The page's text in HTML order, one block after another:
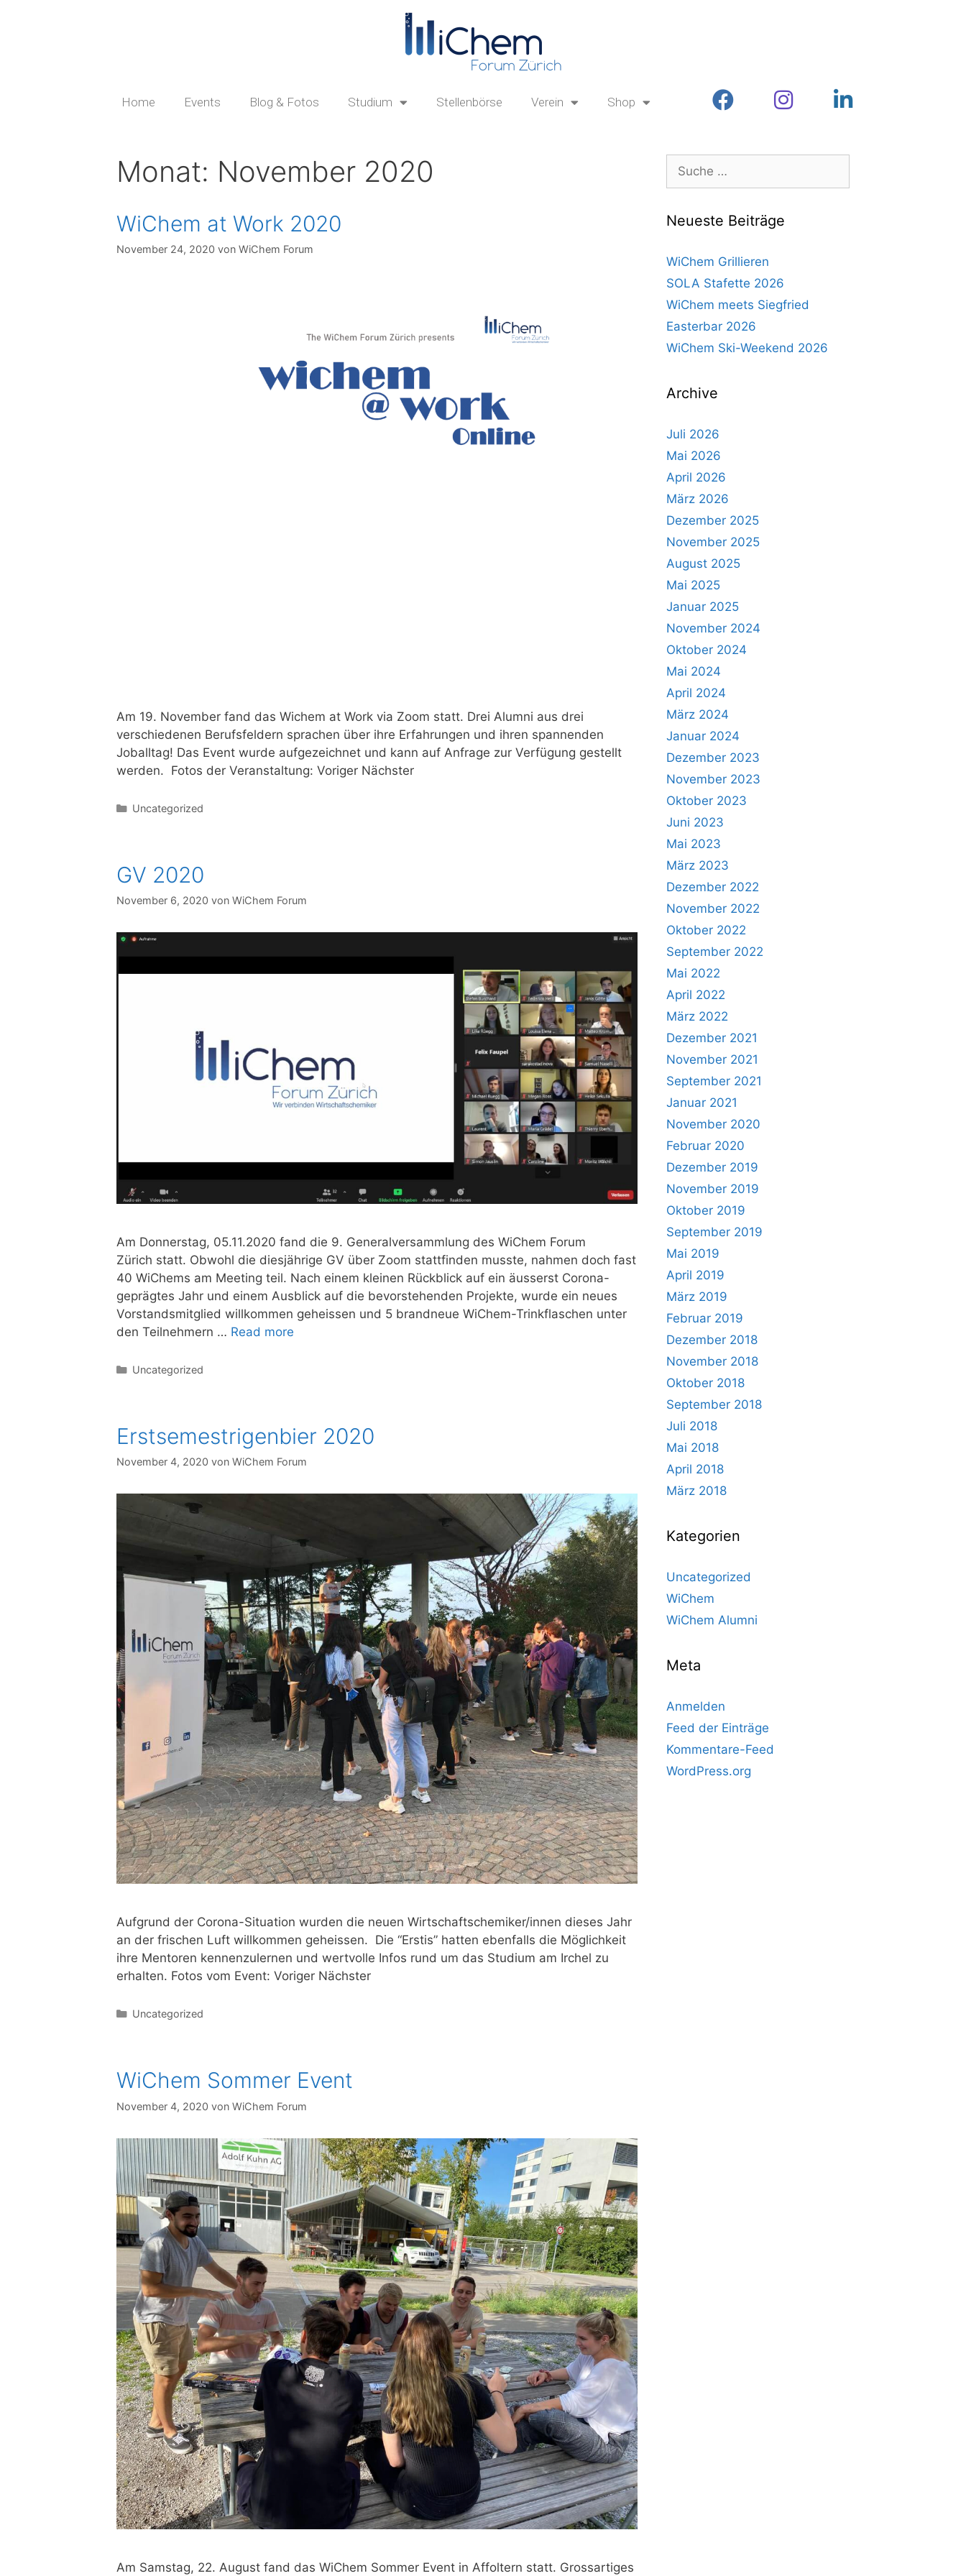
Home Events Blog & Fotos Studium Stellenbörse Verein Shop
Monat: November 2020
WiChem at Work 2020
November 24, 2020 von WiChem Forum
Am 19. November fand das Wichem at Work via Zoom statt. Drei Alumni aus drei
verschiedenen Berufsfeldern sprachen über ihre Erfahrungen und ihren spannenden
Joballtag! Das Event wurde aufgezeichnet und kann auf Anfrage zur Verfügung gestellt
werden. Fotos der Veranstaltung: Voriger Nächster
Uncategorized
GV 2020
November 6, 2020 von WiChem Forum
Am Donnerstag, 05.11.2020 fand die 9. Generalversammlung des WiChem Forum
Zürich statt. Obwohl die diesjährige GV über Zoom stattfinden musste, nahmen doch fast
40 WiChems am Meeting teil. Nach einem kleinen Rückblick auf ein äusserst Corona-
geprägtes Jahr und einem Ausblick auf die bevorstehenden Projekte, wurde ein neues
Vorstandsmitglied willkommen geheissen und 5 brandneue WiChem-Trinkflaschen unter
den Teilnehmern … Read more
Uncategorized
Erstsemestrigenbier 2020
November 4, 2020 von WiChem Forum
Aufgrund der Corona-Situation wurden die neuen Wirtschaftschemiker/innen dieses Jahr
an der frischen Luft willkommen geheissen. Die “Erstis” hatten ebenfalls die Möglichkeit
ihre Mentoren kennenzulernen und wertvolle Infos rund um das Studium am Irchel zu
erhalten. Fotos vom Event: Voriger Nächster
Uncategorized
WiChem Sommer Event
November 4, 2020 von WiChem Forum
Am Samstag, 22. August fand das WiChem Sommer Event in Affoltern statt. Grossartiges
Neueste Beiträge
WiChem Grillieren
SOLA Stafette 2026
WiChem meets Siegfried
Easterbar 2026
WiChem Ski-Weekend 2026
Archive
Juli 2026
Mai 2026
April 2026
März 2026
Dezember 2025
November 2025
August 2025
Mai 2025
Januar 2025
November 2024
Oktober 2024
Mai 2024
April 2024
März 2024
Januar 2024
Dezember 2023
November 2023
Oktober 2023
Juni 2023
Mai 2023
März 2023
Dezember 2022
November 2022
Oktober 2022
September 2022
Mai 2022
April 2022
März 2022
Dezember 2021
November 2021
September 2021
Januar 2021
November 2020
Februar 2020
Dezember 2019
November 2019
Oktober 2019
September 2019
Mai 2019
April 2019
März 2019
Februar 2019
Dezember 2018
November 2018
Oktober 2018
September 2018
Juli 2018
Mai 2018
April 2018
März 2018
Kategorien
Uncategorized
WiChem
WiChem Alumni
Meta
Anmelden
Feed der Einträge
Kommentare-Feed
WordPress.org